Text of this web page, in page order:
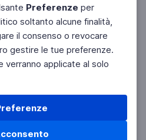
Preferenze per
soltanto alcune finalità,
il consenso o revocare
gestire le tue preferenze.
applicate al solo